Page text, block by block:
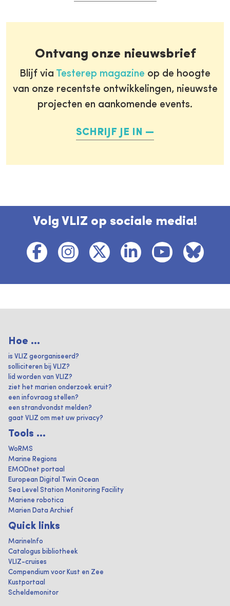
Ontvang onze nieuwsbrief
Blijf via Testerep magazine op de hoogte
van onze recentste ontwikkelingen, nieuwste
projecten en aankomende events.
SCHRIJF JE IN
Volg VLIZ op sociale media!
Hoe ...
is VLIZ georganiseerd?
solliciteren bij VLIZ?
lid worden van VLIZ?
ziet het marien onderzoek eruit?
een infovraag stellen?
een strandvondst melden?
gaat VLIZ om met uw privacy?
Tools ...
WoRMS
Marine Regions
EMODnet portaal
European Digital Twin Ocean
Sea Level Station Monitoring Facility
Mariene robotica
Marien Data Archief
Quick links
MarineInfo
Catalogus bibliotheek
VLIZ-cruises
Compendium voor Kust en Zee
Kustportaal
Scheldemonitor